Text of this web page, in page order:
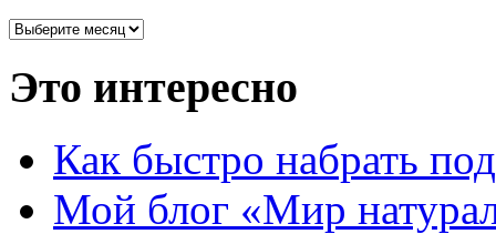
Это интересно
Как быстро набрать
Мой блог «Мир